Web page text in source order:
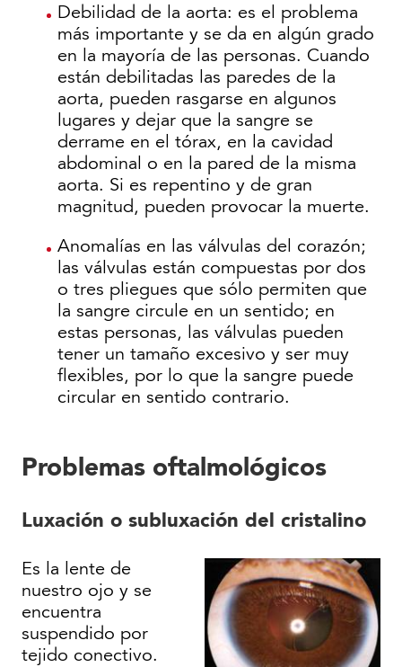
Debilidad de la aorta: es el problema
más importante y se da en algún grado
en la mayoría de las personas. Cuando
están debilitadas las paredes de la
aorta, pueden rasgarse en algunos
lugares y dejar que la sangre se
derrame en el tórax, en la cavidad
abdominal o en la pared de la misma
aorta. Si es repentino y de gran
magnitud, pueden provocar la muerte.
Anomalías en las válvulas del corazón;
las válvulas están compuestas por dos
o tres pliegues que sólo permiten que
la sangre circule en un sentido; en
estas personas, las válvulas pueden
tener un tamaño excesivo y ser muy
flexibles, por lo que la sangre puede
circular en sentido contrario.
Problemas oftalmológicos
Luxación o subluxación del cristalino
Es la lente de
nuestro ojo y se
encuentra
suspendido por
tejido conectivo.